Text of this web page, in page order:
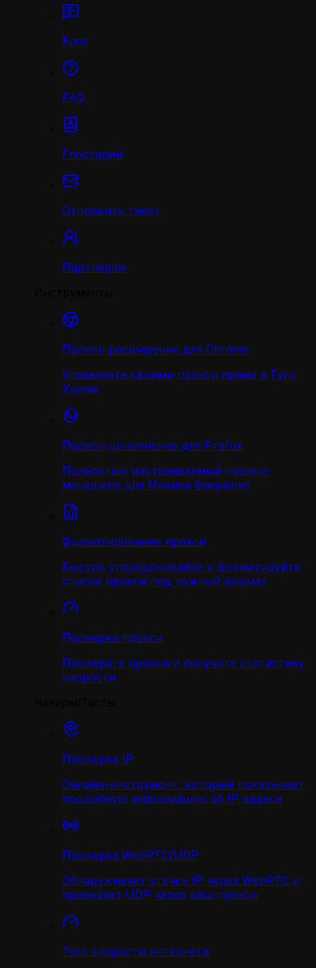
Блог
FAQ
Глоссарий
Отправить тикет
Партнёрам
Прокси расширение для Chrome
Управляете своими прокси прямо в Гугл
Хроме
Прокси дополнение для Firefox
Полностью настраиваемый прокси-
менеджер для Мозила Фаерфокс
Форматирование прокси
Быстро упорядочивайте и форматируйте
список прокси под нужный формат
Проверка прокси
Проверьте прокси и получите статистику
скорости
Проверка IP
Онлайн-инструмент, который показывает
подробную информацию об IP-адресе
Проверка WebRTC/UDP
Обнаруживает утечки IP через WebRTC и
проверяет UDP через ваш прокси
Тест скорости интернета